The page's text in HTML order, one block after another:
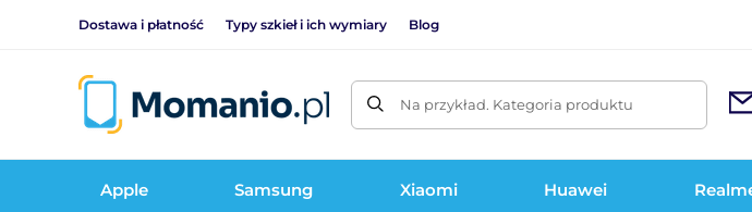
Dostawa i płatność Typy szkieł i ich wymiary Blog
Na przykład. Kategoria produktu
Apple Samsung Xiaomi Huawei